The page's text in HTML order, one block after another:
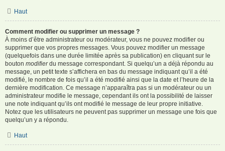
Haut
Comment modifier ou supprimer un message ?
À moins d’être administrateur ou modérateur, vous ne pouvez modifier ou
supprimer que vos propres messages. Vous pouvez modifier un message
(quelquefois dans une durée limitée après sa publication) en cliquant sur le
bouton modifierdu message correspondant. Si quelqu’un a déjà répondu au
message, un petit texte s’affichera en bas du message indiquant qu’il a été
modifié, le nombre de fois qu’il a été modifié ainsi que la date et l’heure de la
dernière modification. Ce message n’apparaîtra pas si un modérateur ou un
administrateur modifie le message, cependant ils ont la possibilité de laisser
une note indiquant qu’ils ont modifié le message de leur propre initiative.
Notez que les utilisateurs ne peuvent pas supprimer un message une fois que
quelqu’un y a répondu.
Haut